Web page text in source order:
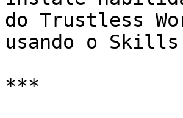
do Trustless
usando o
***